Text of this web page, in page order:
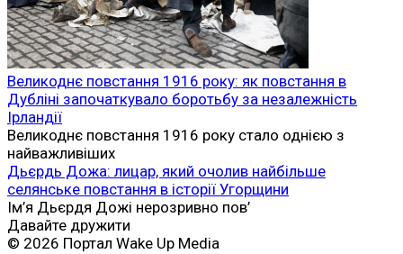
Великоднє повстання 1916 року: як повстання в
Дубліні започаткувало боротьбу за незалежність
Ірландії
Великоднє повстання 1916 року стало однією з
найважливіших
Дьєрдь Дожа: лицар, який очолив найбільше
селянське повстання в історії Угорщини
Ім’я Дьєрдя Дожі нерозривно пов’
Давайте дружити
© 2026 Портал Wake Up Media